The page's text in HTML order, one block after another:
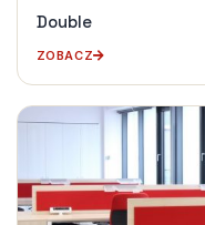
Double
ZOBACZ